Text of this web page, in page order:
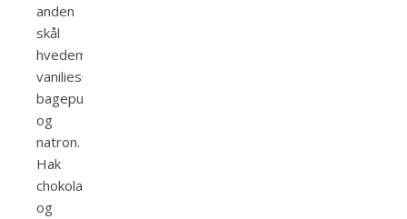
anden
skål
hvedemel,
vaniliesukker,
bagepulver
og
natron.
Hak
chokoladen
og